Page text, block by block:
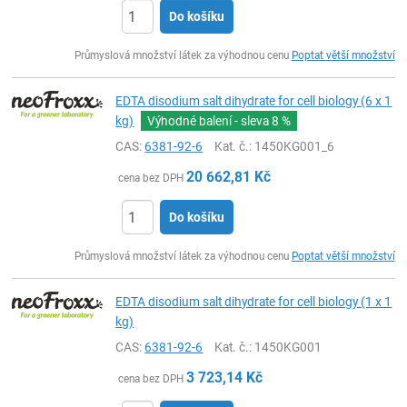
Do košíku
Průmyslová množství látek za výhodnou cenu Poptat větší množství
EDTA disodium salt dihydrate for cell biology (6 x 1
kg)
Výhodné balení - sleva8 %
CAS:6381-92-6 Kat. č.: 1450KG001_6
cena bez DPH 20 662,81 Kč
Do košíku
Průmyslová množství látek za výhodnou cenu Poptat větší množství
EDTA disodium salt dihydrate for cell biology (1 x 1
kg)
CAS:6381-92-6 Kat. č.: 1450KG001
cena bez DPH 3 723,14 Kč